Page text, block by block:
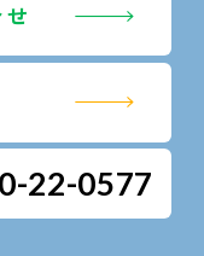
22-0577